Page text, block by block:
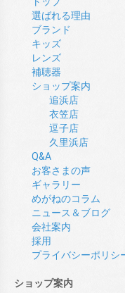
選ばれる理由
ブランド
キッズ
レンズ
補聴器
ショップ案内
追浜店
衣笠店
逗子店
久里浜店
Q&A
お客さまの声
ギャラリー
めがねのコラム
ニュース＆ブログ
会社案内
採用
プライバシーポリシ
ショップ案内